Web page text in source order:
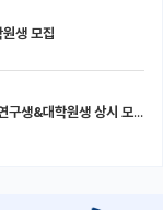
생 모집
[성균관대학교] 분리소재 및 재생가능 기술 연구실 - 학부연구생&대학원생 상시 모집 (미래에너지공학과)